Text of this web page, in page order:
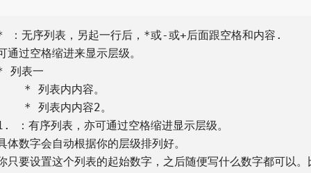
：无序列表，另起一行后，*或-或+后面跟空格和内容.
通过空格缩进来显示层级。
列表一
* 列表内内容。
* 列表内内容2。
：有序列表，亦可通过空格缩进显示层级。
体数字会自动根据你的层级排列好。
只要设置这个列表的起始数字，之后随便写什么数字都可以。